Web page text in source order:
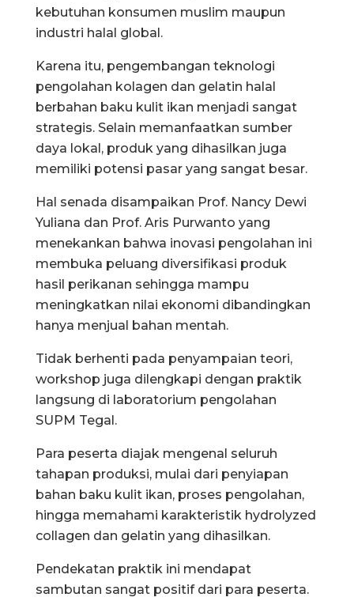
kebutuhan konsumen muslim maupun
industri halal global.
Karena itu, pengembangan teknologi
pengolahan kolagen dan gelatin halal
berbahan baku kulit ikan menjadi sangat
strategis. Selain memanfaatkan sumber
daya lokal, produk yang dihasilkan juga
memiliki potensi pasar yang sangat besar.
Hal senada disampaikan Prof. Nancy Dewi
Yuliana dan Prof. Aris Purwanto yang
menekankan bahwa inovasi pengolahan ini
membuka peluang diversifikasi produk
hasil perikanan sehingga mampu
meningkatkan nilai ekonomi dibandingkan
hanya menjual bahan mentah.
Tidak berhenti pada penyampaian teori,
workshop juga dilengkapi dengan praktik
langsung di laboratorium pengolahan
SUPM Tegal.
Para peserta diajak mengenal seluruh
tahapan produksi, mulai dari penyiapan
bahan baku kulit ikan, proses pengolahan,
hingga memahami karakteristik hydrolyzed
collagen dan gelatin yang dihasilkan.
Pendekatan praktik ini mendapat
sambutan sangat positif dari para peserta.